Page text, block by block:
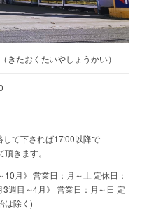
きたおくたいやしょうかい）
して下されば17:00以降で
きます。
10月》 営業日：月～土 定休日：
週目～4月》 営業日：月～日 定
は除く)